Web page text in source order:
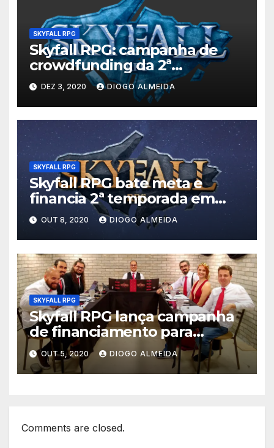
SKYFALL RPG
Skyfall RPG: campanha de
crowdfunding da 2ª
temporada
DEZ 3, 2020 DIOGO ALMEIDA
SKYFALL RPG
Skyfall RPG bate meta e
financia 2ª temporada em
três dias
OUT 8, 2020 DIOGO ALMEIDA
SKYFALL RPG
Skyfall RPG lança campanha
de financiamento para
segunda temporada com 25
episódios
OUT 5, 2020 DIOGO ALMEIDA
Comments are closed.